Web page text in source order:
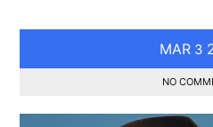
MAR 3
NO